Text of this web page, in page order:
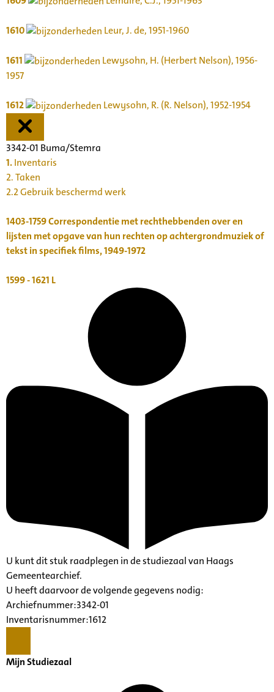
1610 Leur, J. de, 1951-1960
1611
Lewysohn, H. (Herbert Nelson), 1956-
1957
1612 Lewysohn, R. (R. Nelson), 1952-1954
3342-01 Buma/Stemra
1.Inventaris
2. Taken
2.2 Gebruik beschermd werk
1403-1759Correspondentie met rechthebbenden over en
lijsten met opgave van hun rechten op achtergrondmuziek of
tekst in specifiek films, 1949-1972
1599 - 1621 L
U kunt dit stuk raadplegen in de studiezaal van Haags
Gemeentearchief.
U heeft daarvoor de volgende gegevens nodig:
Archiefnummer:3342-01
Inventarisnummer:1612
Mijn Studiezaal